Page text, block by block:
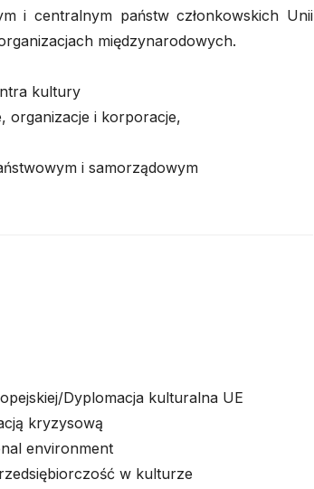
i centralnym państw członkowskich Unii
międzynarodowych.
kultury
organizacje i korporacje,
i samorządowym
Dyplomacja kulturalna UE
kryzysową
environment
w kulturze